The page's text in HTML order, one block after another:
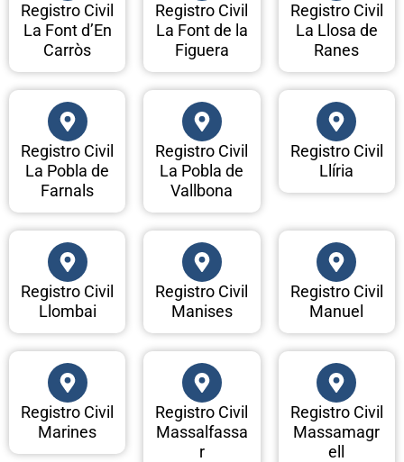
Registro Civil
La Font d’En
Carròs
Registro Civil
La Font de la
Figuera
Registro Civil
La Llosa de
Ranes
Registro Civil
La Pobla de
Farnals
Registro Civil
La Pobla de
Vallbona
Registro Civil
Llíria
Registro Civil
Llombai
Registro Civil
Manises
Registro Civil
Manuel
Registro Civil
Marines
Registro Civil
Massalfassa
r
Registro Civil
Massamagr
ell